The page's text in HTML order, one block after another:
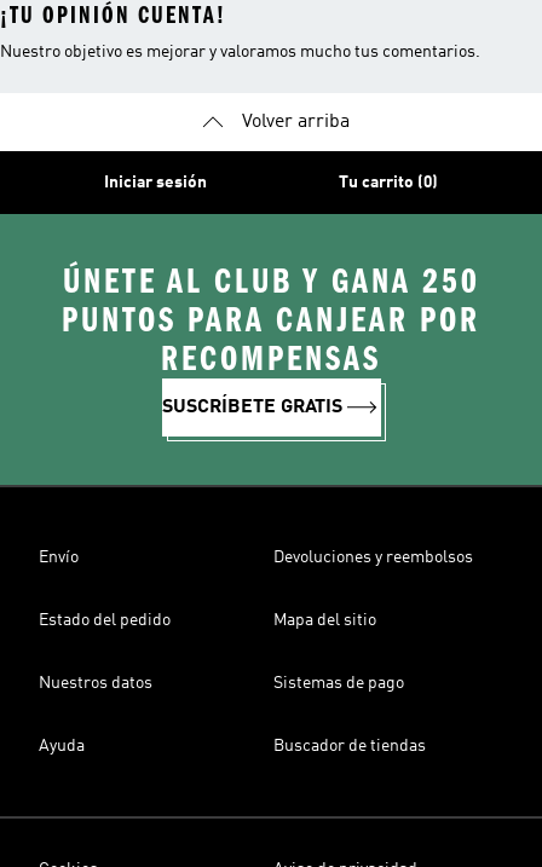
¡TU OPINIÓN CUENTA!
Nuestro objetivo es mejorar y valoramos mucho tus comentarios.
Volver arriba
Iniciar sesión Tu carrito (0)
ÚNETE AL CLUB Y GANA 250
PUNTOS PARA CANJEAR POR
RECOMPENSAS
SUSCRÍBETE GRATIS
Envío Devoluciones y reembolsos
Estado del pedido Mapa del sitio
Nuestros datos Sistemas de pago
Ayuda Buscador de tiendas